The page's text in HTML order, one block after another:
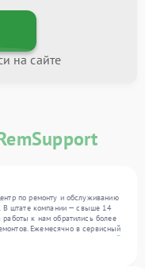
на сайте
по ремонту и обслуживанию
В штате компании — свыше 14
к нам обратились более
Ежемесячно в сервисный
, , . Мы беремся за задачи любой
благодаря квалификации